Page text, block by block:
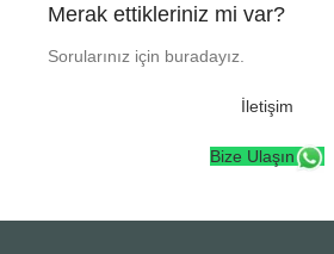
Merak ettikleriniz mi var?
Sorularınız için buradayız.
İletişim
Bize Ulaşın